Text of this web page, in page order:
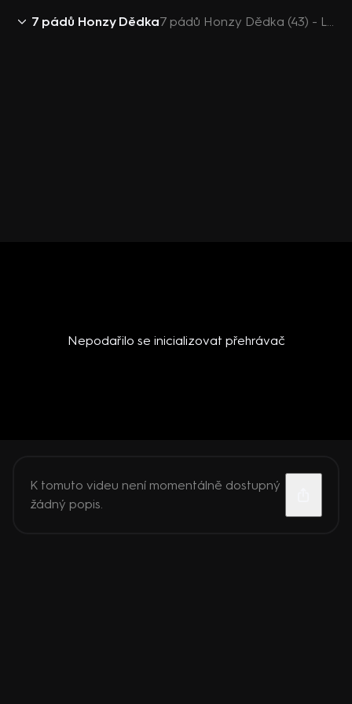
7 pádů Honzy Dědka 7 pádů Honzy Dědka (43) - Ladislav Frej
Nepodařilo se inicializovat přehrávač
K tomuto videu není momentálně dostupný
žádný popis.